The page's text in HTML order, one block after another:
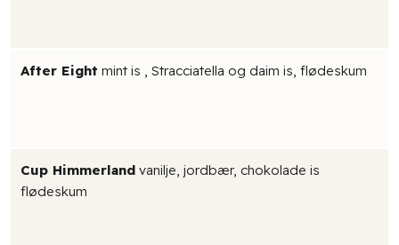
After Eight mint is , Stracciatella og daim is, flødeskum
Cup Himmerland vanilje, jordbær, chokolade is
flødeskum